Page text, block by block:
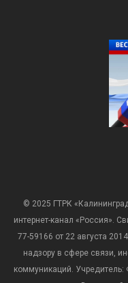
© 2025 ГТРК
интернет-канал «Россия».
77-59166 от 22 августа
надзору в сфере связи,
коммуникаций. Учредитель: